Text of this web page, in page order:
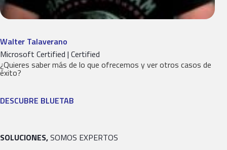
Walter Talaverano
Microsoft Certified | Certified
¿Quieres saber más de lo que ofrecemos y ver otros casos de
éxito?
DESCUBRE BLUETAB
SOLUCIONES,SOMOS EXPERTOS